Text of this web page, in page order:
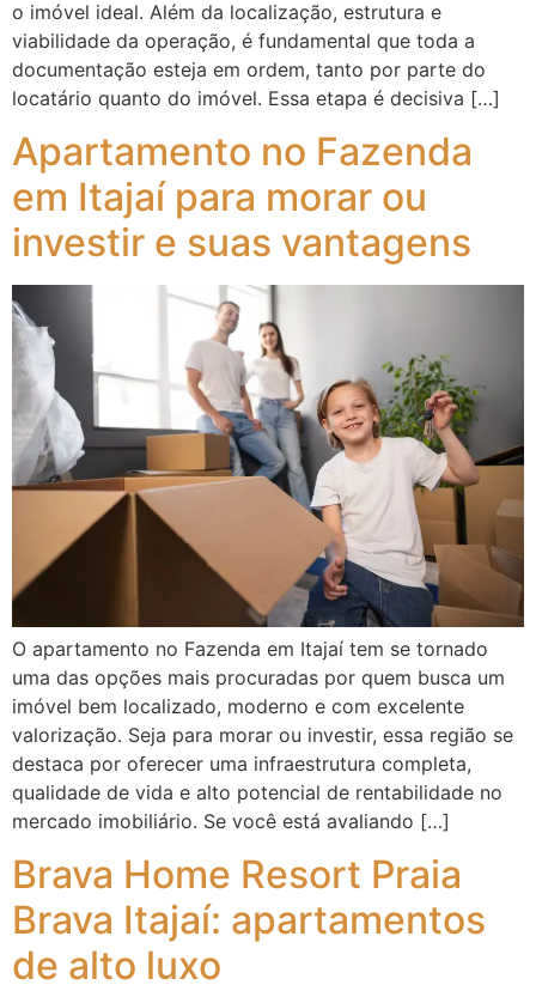
o imóvel ideal. Além da localização, estrutura e
viabilidade da operação, é fundamental que toda a
documentação esteja em ordem, tanto por parte do
locatário quanto do imóvel. Essa etapa é decisiva […]
Apartamento no Fazenda
em Itajaí para morar ou
investir e suas vantagens
O apartamento no Fazenda em Itajaí tem se tornado
uma das opções mais procuradas por quem busca um
imóvel bem localizado, moderno e com excelente
valorização. Seja para morar ou investir, essa região se
destaca por oferecer uma infraestrutura completa,
qualidade de vida e alto potencial de rentabilidade no
mercado imobiliário. Se você está avaliando […]
Brava Home Resort Praia
Brava Itajaí: apartamentos
de alto luxo